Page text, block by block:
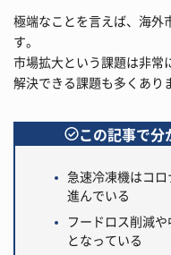
極端なことを言えば、海外
す。
市場拡大という課題は非常
解決できる課題も多くあり
この記事で分
急速冷凍機はコ
進んでいる
フードロス削減
となっている